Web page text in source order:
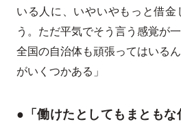
いる人に、いやいやもっと借
う。ただ平気でそう言う感覚が
全国の自治体も頑張ってはいる
がいくつかある」
●「働けたとしてもまとも